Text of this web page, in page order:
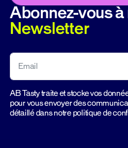
Abonnez-vous
Newsletter
AB Tasty traite et stocke vos
pour vous envoyer des
détaillé dans notre politique de